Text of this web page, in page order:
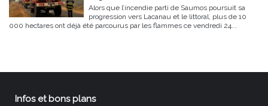
Alors que l’incendie parti de Saumos poursuit sa
progression vers Lacanau et le littoral, plus de 10
000 hectares ont déjà été parcourus par les flammes ce vendredi 24...
Infos et bons plans